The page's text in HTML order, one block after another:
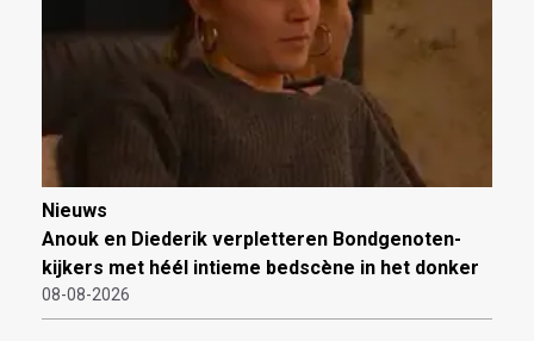
Nieuws
Anouk en Diederik verpletteren Bondgenoten-
kijkers met héél intieme bedscène in het donker
08-08-2026